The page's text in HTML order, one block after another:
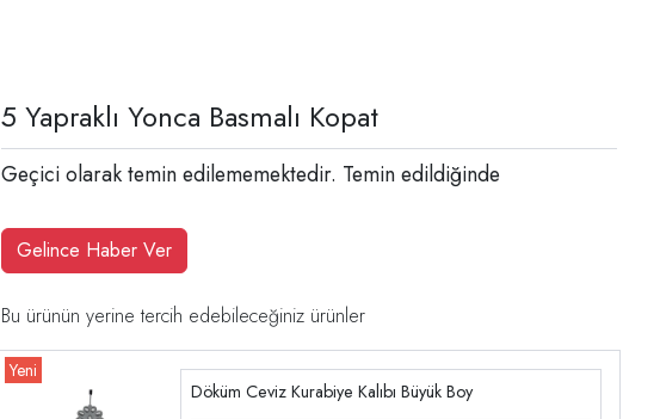
5 Yapraklı Yonca Basmalı Kopat
Geçici olarak temin edilememektedir. Temin edildiğinde
Gelince Haber Ver
Bu ürünün yerine tercih edebileceğiniz ürünler
Döküm Ceviz Kurabiye Kalıbı Büyük Boy